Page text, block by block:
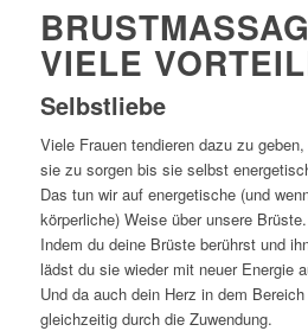
VIELE
Selbstliebe
Viele Frauen tendieren dazu zu
sie zu sorgen bis sie selbst
Das tun wir auf energetische (und
körperliche) Weise über unsere Brüste.
Indem du deine Brüste berührst und
lädst du sie wieder mit neuer Energie
Und da auch dein Herz in dem
gleichzeitig durch die Zuwendung.